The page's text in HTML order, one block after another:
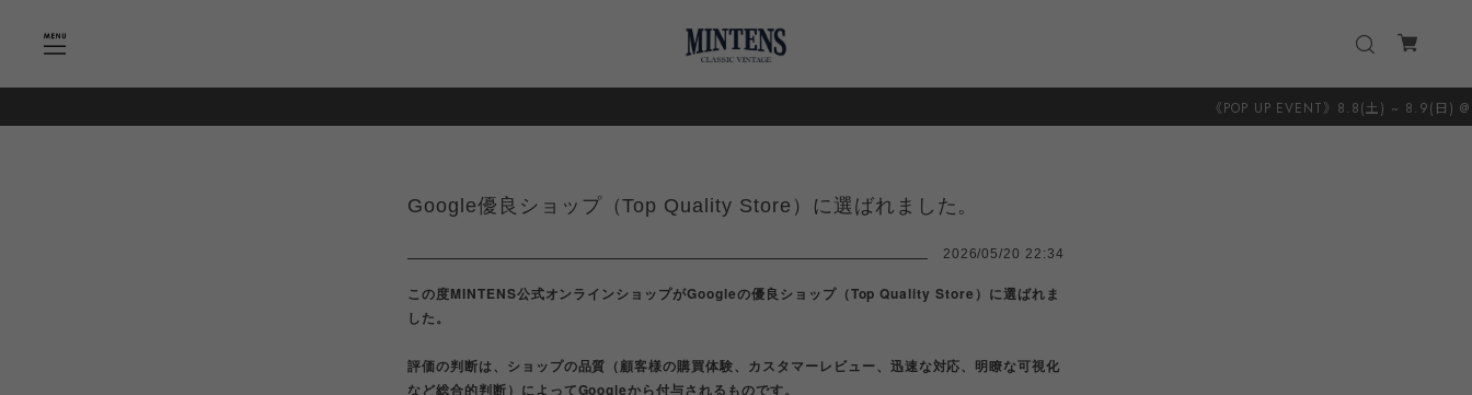
《POP UP EVENT》8.8(土) ~ 8.9(日) @ 葉山
Google優良ショップ（Top Quality Store）に選ばれました。
2026/05/20 22:34
この度MINTENS公式オンラインショップがGoogleの優良ショップ（Top Quality Store）に選ばれま
した。
評価の判断は、ショップの品質（顧客様の購買体験、カスタマーレビュー、迅速な対応、明瞭な可視化
など総合的判断）によってGoogleから付与されるものです。